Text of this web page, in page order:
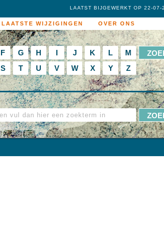
LAATSTE WIJZIGINGEN OVER ONS
LAATST BIJGEWERKT OP 22-07-
F G H I J K L
M
S T U V W X Y Z